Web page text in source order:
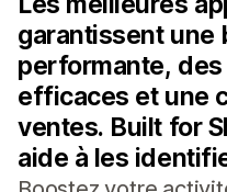
garantissent une
performante,
efficaces et une
ventes. Built for
aide à les